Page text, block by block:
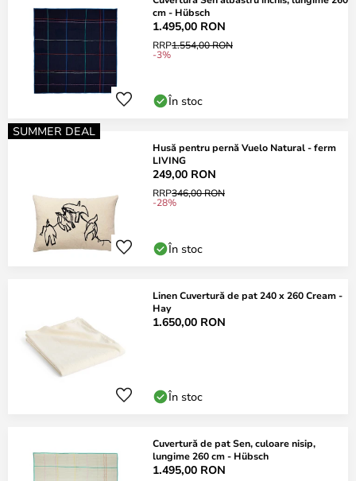
cm - Hübsch
1.495,00 RON
RRP1.554,00 RON
-3%
În stoc
SUMMER DEAL
Husă pentru pernă Vuelo Natural - ferm
LIVING
249,00 RON
RRP346,00 RON
-28%
În stoc
Linen Cuvertură de pat 240 x 260 Cream -
Hay
1.650,00 RON
În stoc
Cuvertură de pat Sen, culoare nisip,
lungime 260 cm - Hübsch
1.495,00 RON